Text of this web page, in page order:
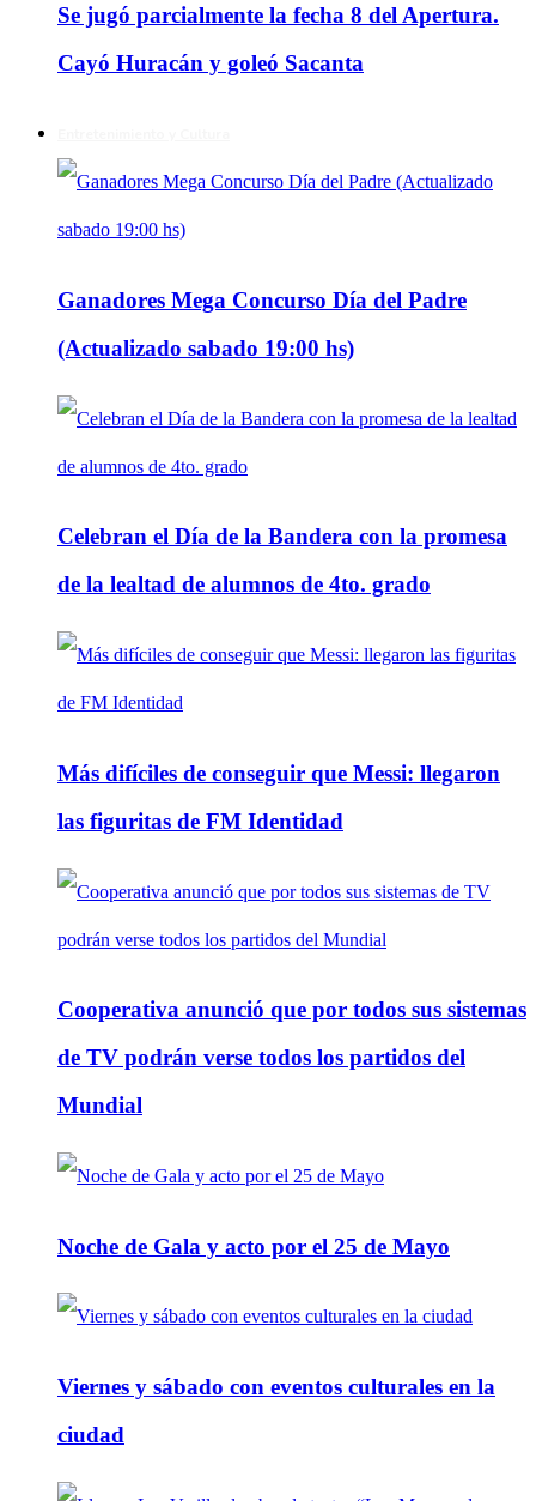
Se jugó parcialmente la fecha 8 del Apertura.
Cayó Huracán y goleó Sacanta
Ganadores Mega Concurso Día del Padre
(Actualizado sabado 19:00 hs)
Celebran el Día de la Bandera con la promesa
de la lealtad de alumnos de 4to. grado
Más difíciles de conseguir que Messi: llegaron
las figuritas de FM Identidad
Cooperativa anunció que por todos sus sistemas
de TV podrán verse todos los partidos del
Mundial
Noche de Gala y acto por el 25 de Mayo
Viernes y sábado con eventos culturales en la
ciudad